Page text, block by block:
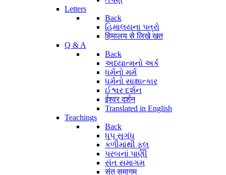
Letters
Back
હિમાલયના પત્રો
हिमालय से लिखे खत
Q & A
Back
અધ્યાત્મનો અર્ક
ધર્મનો મર્મ
ધર્મનો સાક્ષાત્કાર
ઈશ્વર દર્શન
ईश्वर दर्शन
Translated in English
Teachings
Back
ધૂપ સુગંધ
કળીમાંથી ફૂલ
પરબનાં પાણી
સંત સમાગમ
संत समागम